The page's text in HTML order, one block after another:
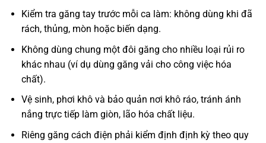
Kiểm tra găng tay trước mỗi ca làm: không dùng khi đã
rách, thủng, mòn hoặc biến dạng.
Không dùng chung một đôi găng cho nhiều loại rủi ro
khác nhau (ví dụ dùng găng vải cho công việc hóa
chất).
Vệ sinh, phơi khô và bảo quản nơi khô ráo, tránh ánh
nắng trực tiếp làm giòn, lão hóa chất liệu.
Riêng găng cách điện phải kiểm định định kỳ theo quy